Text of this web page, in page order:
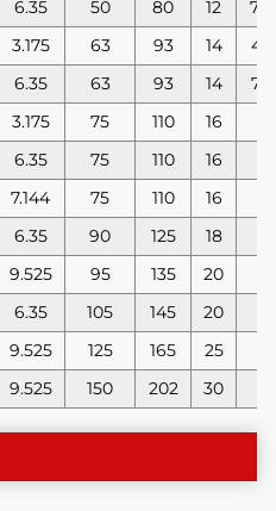
6.35 50 80 12
3.175 63 93 14
6.35 63 93 14
3.175 75 110 16
6.35 75 110 16
7.144 75 110 16
6.35 90 125 18
9.525 95 135 20
6.35 105 145 20
9.525 125 165 25
9.525 150 202 30